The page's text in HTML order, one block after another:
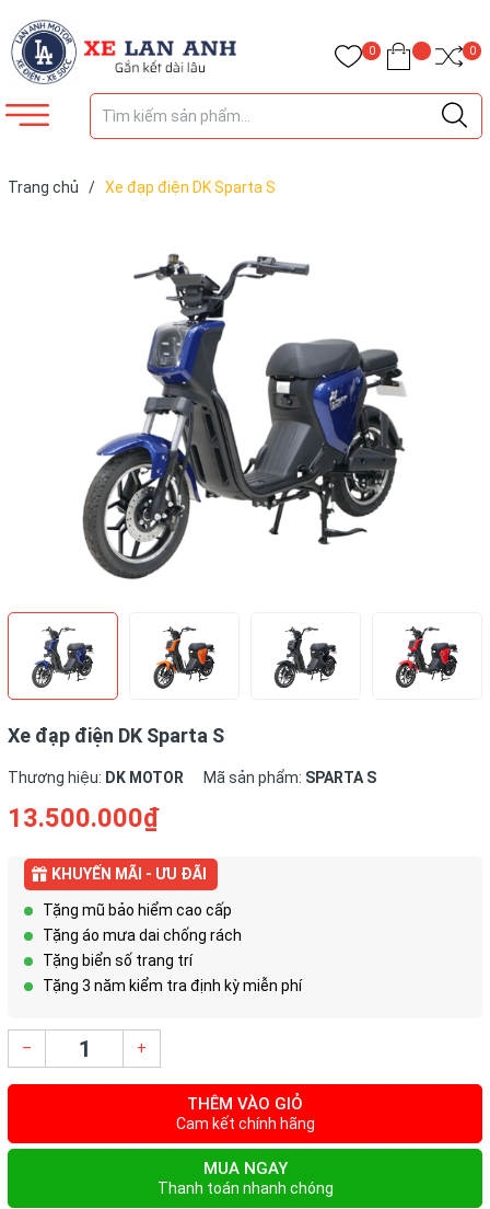
0 0
Trang chủ / Xe đạp điện DK Sparta S
Xe đạp điện DK Sparta S
Thương hiệu: DK MOTOR Mã sản phẩm: SPARTA S
13.500.000₫
KHUYẾN MÃI - ƯU ĐÃI
Tặng mũ bảo hiểm cao cấp
Tặng áo mưa dai chống rách
Tặng biển số trang trí
Tặng 3 năm kiểm tra định kỳ miễn phí
– +
THÊM VÀO GIỎ
Cam kết chính hãng
MUA NGAY
Thanh toán nhanh chóng